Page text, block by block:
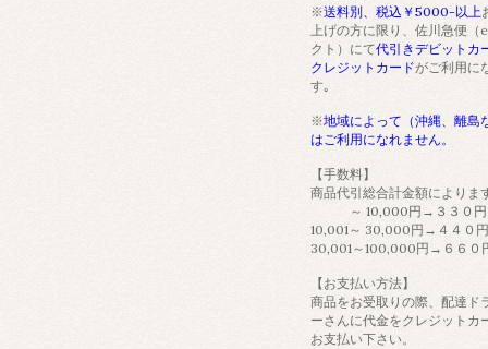
※送料別、税込￥5000-以上
上げの方に限り、佐川急便（
クト）にて代引きデビットカ
クレジットカードがご利用に
す｡
※地域によって（沖縄、離島
はご利用になれません。
【手数料】
商品代引総合計金額によりま
～ 10,000円→３３０円
10,001～ 30,000円→４４０円
30,001～100,000円→６６０
【お支払い方法】
商品をお受取りの際、配達ド
ーさんに代金をクレジットカ
お支払い下さい。